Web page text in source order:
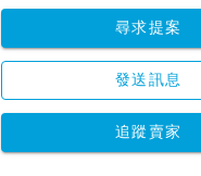
尋求提案
發送訊息
追蹤賣家